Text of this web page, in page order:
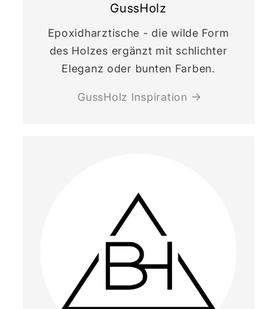
GussHolz
Epoxidharztische - die wilde Form
des Holzes ergänzt mit schlichter
Eleganz oder bunten Farben.
GussHolz Inspiration